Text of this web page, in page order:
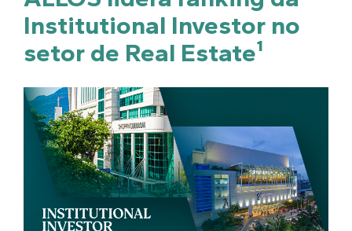
Institutional Investor no
setor de Real Estate¹